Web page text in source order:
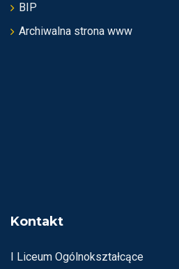
BIP
Archiwalna strona www
Kontakt
I Liceum Ogólnokształcące